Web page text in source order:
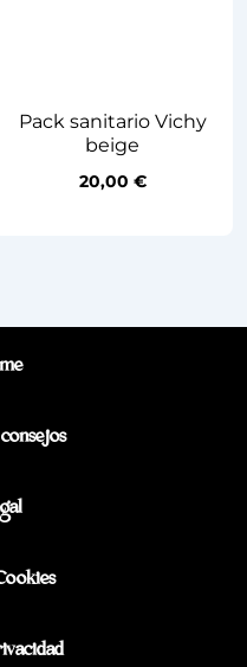
Pack sanitario Vichy
beige
20,00 €